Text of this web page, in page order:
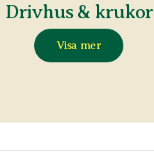
Drivhus & krukor
Visa mer